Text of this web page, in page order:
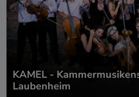
KAMEL -
Laubenheim